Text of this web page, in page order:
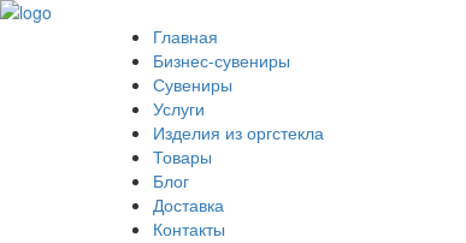
Главная
Бизнес-сувениры
Сувениры
Услуги
Изделия из оргстекла
Товары
Блог
Доставка
Контакты